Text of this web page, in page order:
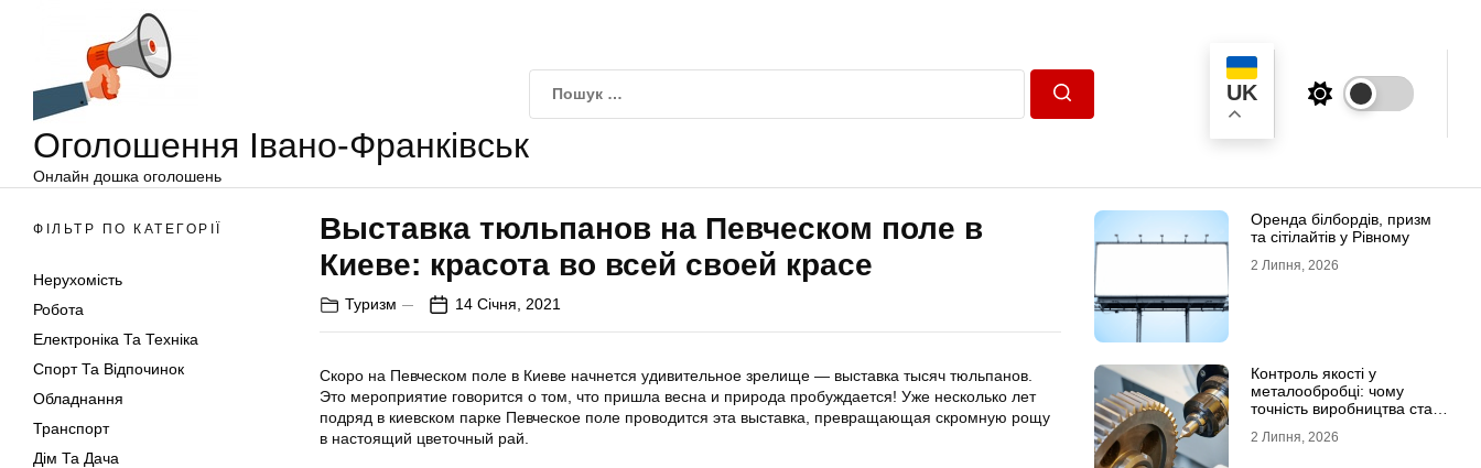
Оголошення Івано-Франківськ
Онлайн дошка оголошень
UK
ФІЛЬТР ПО КАТЕГОРІЇ
Нерухомість
Робота
Електроніка Та Техніка
Спорт Та Відпочинок
Обладнання
Транспорт
Дім Та Дача
Выставка тюльпанов на Певческом поле в
Киеве: красота во всей своей красе
Туризм 14 Січня, 2021
Скоро на Певческом поле в Киеве начнется удивительное зрелище — выставка тысяч тюльпанов.
Это мероприятие говорится о том, что пришла весна и природа пробуждается! Уже несколько лет
подряд в киевском парке Певческое поле проводится эта выставка, превращающая скромную рощу
в настоящий цветочный рай.
Оренда білбордів, призм
та сітілайтів у Рівному
2 Липня, 2026
Контроль якості у
металообробці: чому
точність виробництва стає
перевагою
2 Липня, 2026